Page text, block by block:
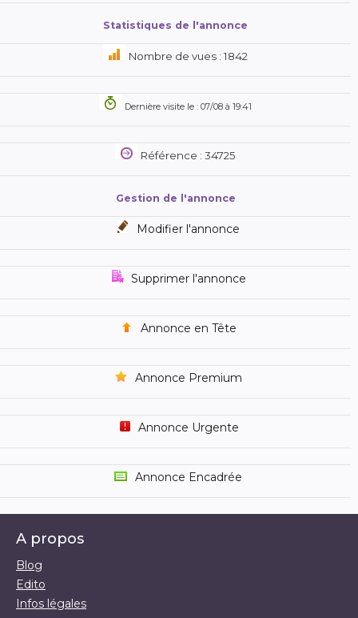
Statistiques de l'annonce
Nombre de vues : 1842
Dernière visite le : 07/08 à 19:41
Référence : 34725
Gestion de l'annonce
Modifier l'annonce
Supprimer l'annonce
Annonce en Tête
Annonce Premium
Annonce Urgente
Annonce Encadrée
A propos
Blog
Edito
Infos légales